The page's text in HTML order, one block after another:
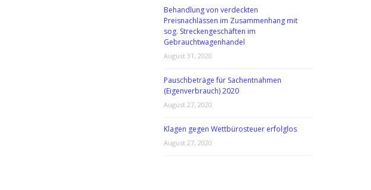
Behandlung von verdeckten
Preisnachlässen im Zusammenhang mit
sog. Streckengeschäften im
Gebrauchtwagenhandel
August 31, 2020
Pauschbeträge für Sachentnahmen
(Eigenverbrauch) 2020
August 27, 2020
Klagen gegen Wettbürosteuer erfolglos
August 27, 2020